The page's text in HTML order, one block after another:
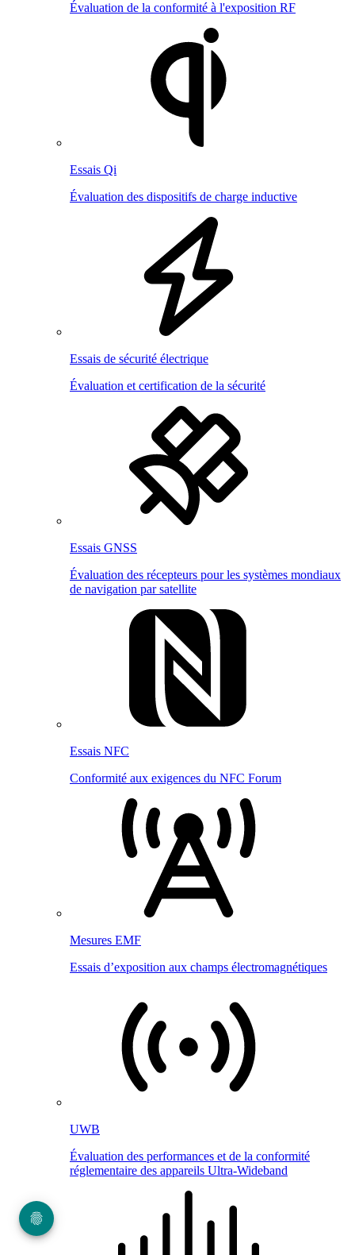
Évaluation de la conformité à l'exposition RF
Essais Qi
Évaluation des dispositifs de charge inductive
Essais de sécurité électrique
Évaluation et certification de la sécurité
Essais GNSS
Évaluation des récepteurs pour les systèmes mondiaux
de navigation par satellite
Essais NFC
Conformité aux exigences du NFC Forum
Mesures EMF
Essais d’exposition aux champs électromagnétiques
UWB
Évaluation des performances et de la conformité
réglementaire des appareils Ultra-Wideband